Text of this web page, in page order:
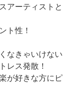
アーティストと
ト性！
なきゃいけない
レス発散！
が好きな方にピ